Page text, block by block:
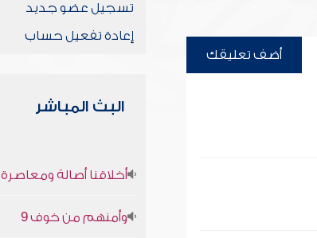
أضف تعليقك
تسجيل عضو جديد
إعادة تفعيل حساب
البث المباشر
أخلاقنا أصالة ومعاصرة
وأمنهم من خوف 9